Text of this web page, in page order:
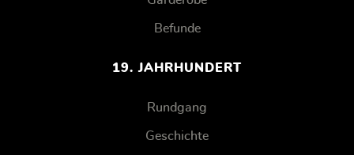
Befunde
19. JAHRHUNDERT
Rundgang
Geschichte